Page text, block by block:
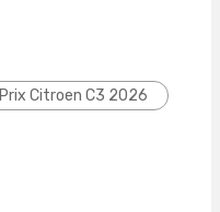
Prix Citroen C3 2026